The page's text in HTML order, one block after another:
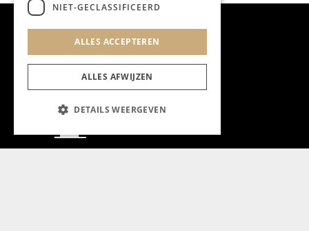
NIET-GECLASSIFICEERD
ALLES ACCEPTEREN
ALLES AFWIJZEN
DETAILS WEERGEVEN